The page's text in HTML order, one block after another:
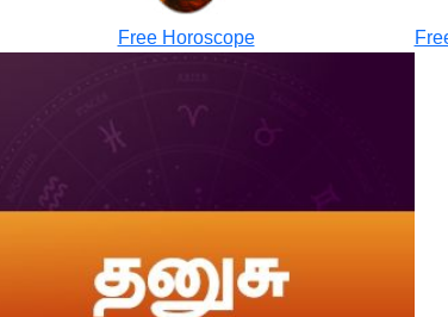
Free Horoscope